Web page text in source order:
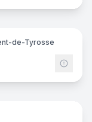
de-Tyrosse
8